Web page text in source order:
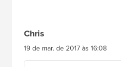
Chris
19 de mar. de 2017 às 16:08